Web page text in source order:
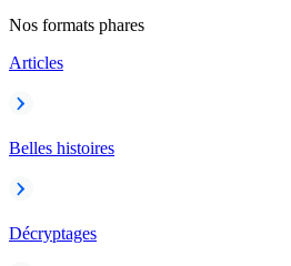
Nos formats phares
Articles
Belles histoires
Décryptages